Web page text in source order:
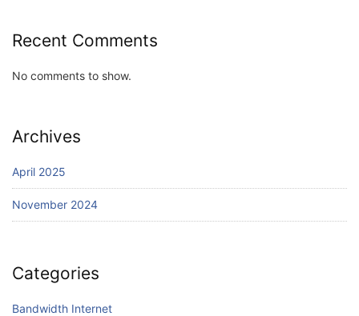
Recent Comments
No comments to show.
Archives
April 2025
November 2024
Categories
Bandwidth Internet